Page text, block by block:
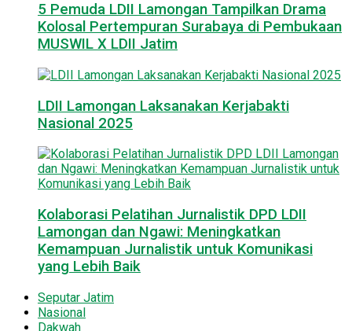
5 Pemuda LDII Lamongan Tampilkan Drama
Kolosal Pertempuran Surabaya di Pembukaan
MUSWIL X LDII Jatim
LDII Lamongan Laksanakan Kerjabakti
Nasional 2025
Kolaborasi Pelatihan Jurnalistik DPD LDII
Lamongan dan Ngawi: Meningkatkan
Kemampuan Jurnalistik untuk Komunikasi
yang Lebih Baik
Seputar Jatim
Nasional
Dakwah